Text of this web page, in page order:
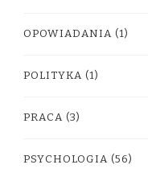
OPOWIADANIA (1)
POLITYKA (1)
PRACA (3)
PSYCHOLOGIA (56)